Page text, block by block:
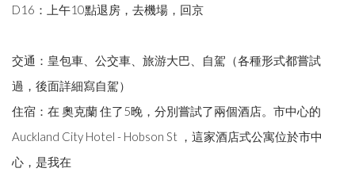
D16：上午10點退房，去機場，回京
交通：皇包車、公交車、旅游大巴、自駕（各種形式都嘗試
過，後面詳細寫自駕）
住宿：在 奧克蘭 住了5晚，分別嘗試了兩個酒店。市中心的
Auckland City Hotel - Hobson St ，這家酒店式公寓位於市中
心，是我在